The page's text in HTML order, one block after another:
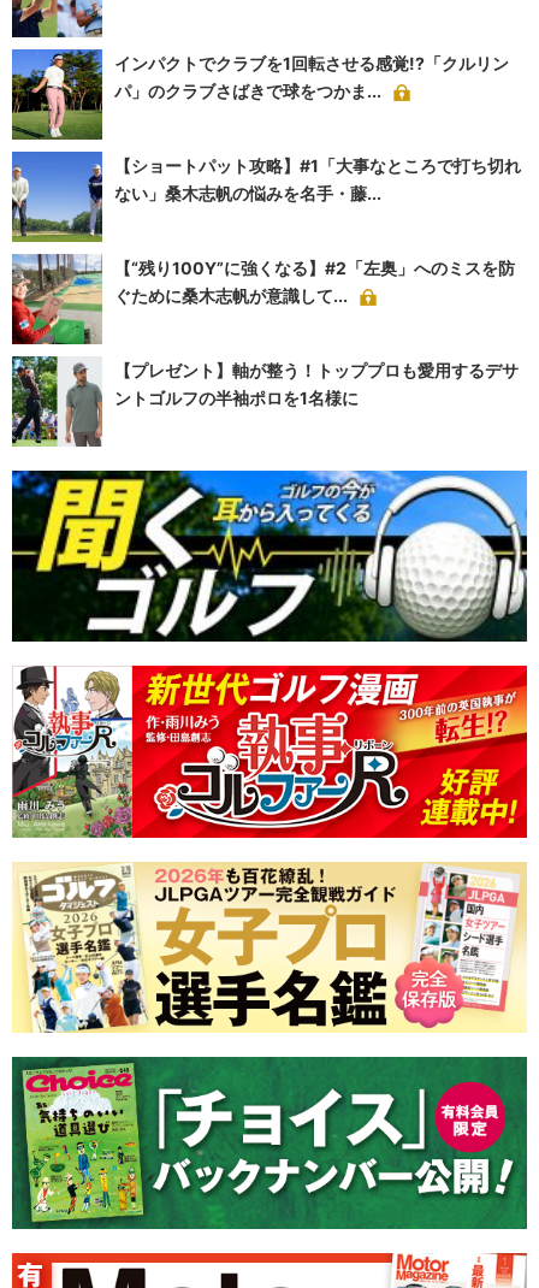
インパクトでクラブを1回転させる感覚!?「クルリン
パ」のクラブさばきで球をつかま...
【ショートパット攻略】#1「大事なところで打ち切れ
ない」桑木志帆の悩みを名手・藤...
【“残り100Y”に強くなる】#2「左奥」へのミスを防
ぐために桑木志帆が意識して...
【プレゼント】軸が整う！トッププロも愛用するデサ
ントゴルフの半袖ポロを1名様に